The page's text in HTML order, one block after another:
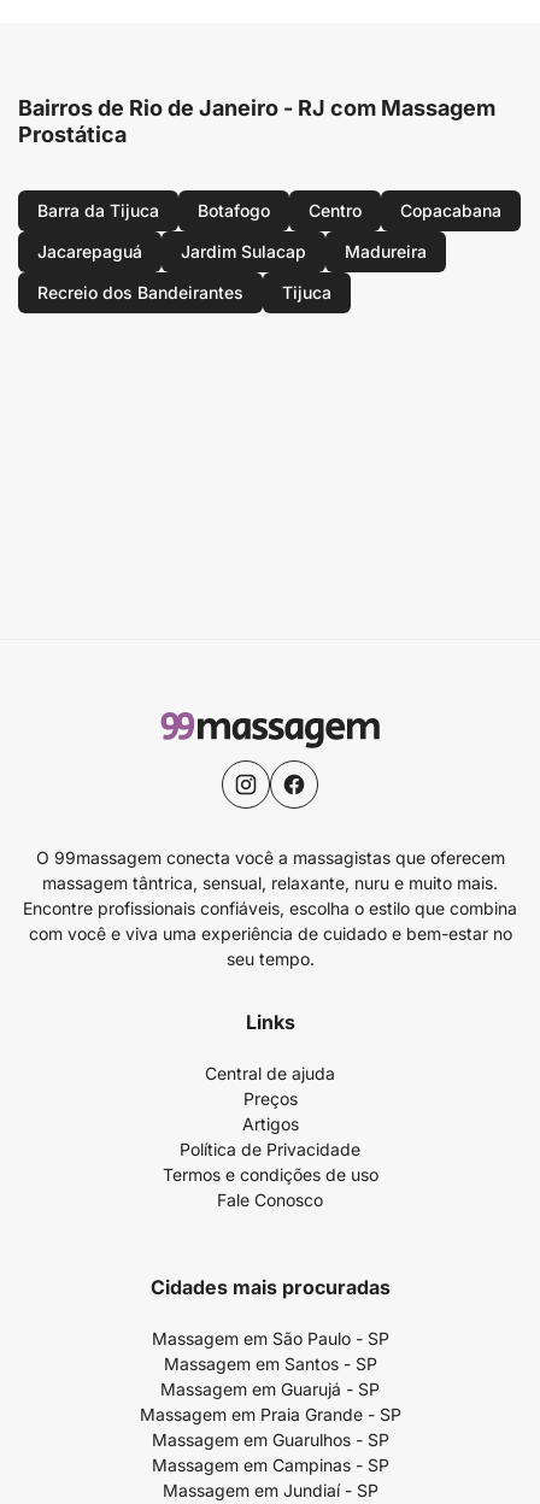
Bairros de Rio de Janeiro - RJ com Massagem
Prostática
Barra da Tijuca Botafogo Centro
Copacabana
Jacarepaguá
Jardim Sulacap
Madureira
Recreio dos Bandeirantes
Tijuca
O 99massagem conecta você a massagistas que oferecem
massagem tântrica, sensual, relaxante, nuru e muito mais.
Encontre profissionais confiáveis, escolha o estilo que combina
com você e viva uma experiência de cuidado e bem-estar no
seu tempo.
Links
Central de ajuda
Preços
Artigos
Política de Privacidade
Termos e condições de uso
Fale Conosco
Cidades mais procuradas
Massagem em São Paulo - SP
Massagem em Santos - SP
Massagem em Guarujá - SP
Massagem em Praia Grande - SP
Massagem em Guarulhos - SP
Massagem em Campinas - SP
Massagem em Jundiaí - SP